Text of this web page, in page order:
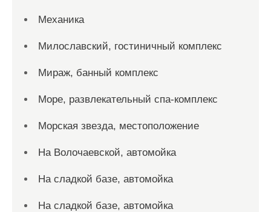
Механика
Милославский, гостиничный комплекс
Мираж, банный комплекс
Море, развлекательный спа-комплекс
Морская звезда, местоположение
На Волочаевской, автомойка
На сладкой базе, автомойка
На сладкой базе, автомойка